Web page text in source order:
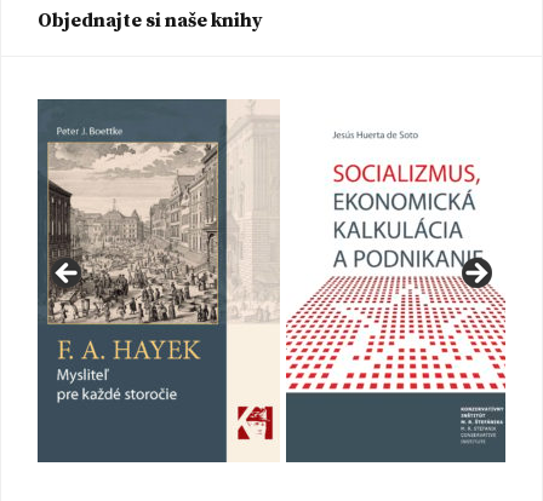
Objednajte si naše knihy